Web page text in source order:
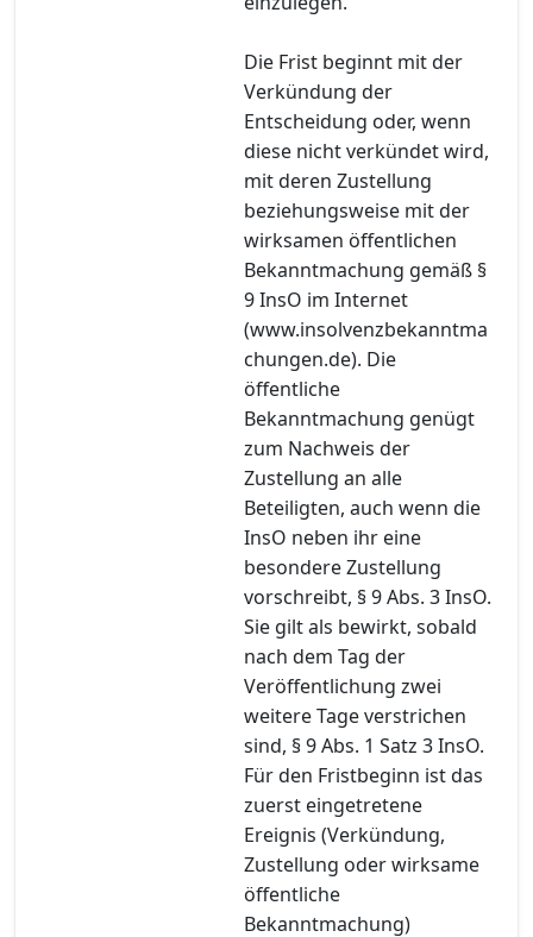
Die Frist beginnt mit der
Verkündung der
Entscheidung oder, wenn
diese nicht verkündet wird,
mit deren Zustellung
beziehungsweise mit der
wirksamen öffentlichen
Bekanntmachung gemäß §
9 InsO im Internet
(www.insolvenzbekanntma
chungen.de). Die
öffentliche
Bekanntmachung genügt
zum Nachweis der
Zustellung an alle
Beteiligten, auch wenn die
InsO neben ihr eine
besondere Zustellung
vorschreibt, § 9 Abs. 3 InsO.
Sie gilt als bewirkt, sobald
nach dem Tag der
Veröffentlichung zwei
weitere Tage verstrichen
sind, § 9 Abs. 1 Satz 3 InsO.
Für den Fristbeginn ist das
zuerst eingetretene
Ereignis (Verkündung,
Zustellung oder wirksame
öffentliche
Bekanntmachung)